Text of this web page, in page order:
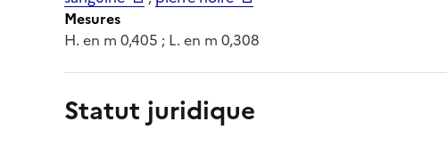
Mesures
H. en m 0,405 ; L. en m 0,308
Statut juridique